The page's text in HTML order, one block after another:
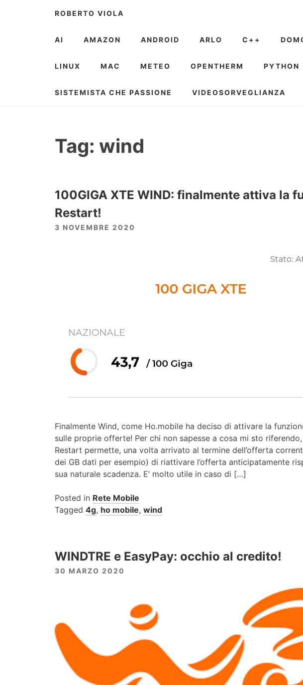
ROBERTO VIOLA
AI AMAZON ANDROID ARLO C++
LINUX MAC METEO OPENTHERM PYTHON
SISTEMISTA CHE PASSIONE VIDEOSORVEGLIANZA
Tag: wind
100GIGA XTE WIND: finalmente attiva la
Restart!
3 NOVEMBRE 2020
Finalmente Wind, come Ho.mobile ha deciso di attivare la
sulle proprie offerte! Per chi non sapesse a cosa mi sto
Restart permette, una volta arrivato al termine dell’offerta
dei GB dati per esempio) di riattivare l’offerta anticipatamente
sua naturale scadenza. E’ molto utile in caso di […]
Posted in Rete Mobile
Tagged 4g, ho mobile, wind
WINDTRE e EasyPay: occhio al credito!
30 MARZO 2020